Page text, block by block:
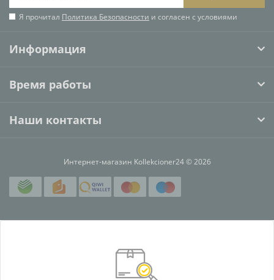
Я прочитал Политика Безопасности и согласен с условиями
Информация
Время работы
Наши контакты
Интернет-магазин Kollekcioner24 © 2026